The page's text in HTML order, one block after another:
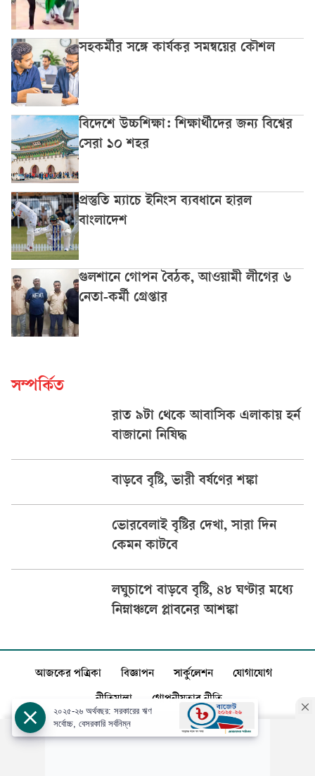
সহকর্মীর সঙ্গে কার্যকর সমন্বয়ের কৌশল
বিদেশে উচ্চশিক্ষা: শিক্ষার্থীদের জন্য বিশ্বের
সেরা ১০ শহর
প্রস্তুতি ম্যাচে ইনিংস ব্যবধানে হারল
বাংলাদেশ
গুলশানে গোপন বৈঠক, আওয়ামী লীগের ৬
নেতা-কর্মী গ্রেপ্তার
সম্পর্কিত
রাত ৯টা থেকে আবাসিক এলাকায় হর্ন
বাজানো নিষিদ্ধ
বাড়বে বৃষ্টি, ভারী বর্ষণের শঙ্কা
ভোরবেলাই বৃষ্টির দেখা, সারা দিন
কেমন কাটবে
লঘুচাপে বাড়বে বৃষ্টি, ৪৮ ঘণ্টার মধ্যে
নিম্নাঞ্চলে প্লাবনের আশঙ্কা
আজকের পত্রিকা বিজ্ঞাপন সার্কুলেশন যোগাযোগ
নীতিমালা গোপনীয়তার নীতি
২০২৫-২৬ অর্থবছর: সরকারের ঋণ
সর্বোচ্চ, বেসরকারি সর্বনিম্ন